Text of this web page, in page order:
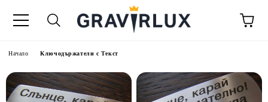
Начало Ключодържатели с Текст